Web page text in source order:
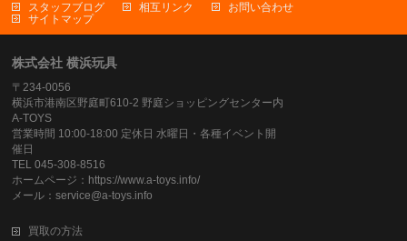
スタッフブログ 相互リンク
お問い合わせ
サイトマップ
株式会社 横浜玩具
〒234-0056
横浜市港南区野庭町610-2 野庭ショッピングセンター内
A-TOYS
営業時間 10:00-18:00 定休日 水曜日・各種イベント開
催日
TEL 045-308-8516
ホームページ：https://www.a-toys.info/
メール：service@a-toys.info
買取の方法